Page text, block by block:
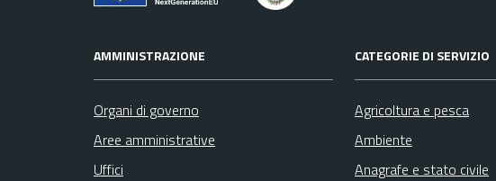
AMMINISTRAZIONE
Organi di governo
Aree amministrative
Uffici
CATEGORIE DI SERVIZIO
Agricoltura e pesca
Ambiente
Anagrafe e stato civile